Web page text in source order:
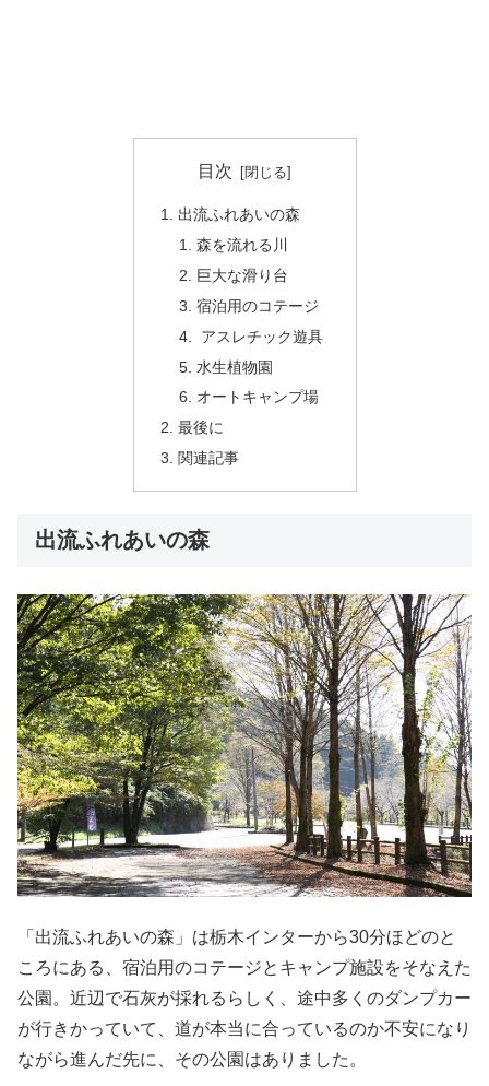
目次
出流ふれあいの森
森を流れる川
巨大な滑り台
宿泊用のコテージ
アスレチック遊具
水生植物園
オートキャンプ場
最後に
関連記事
出流ふれあいの森
「出流ふれあいの森」は栃木インターから30分ほどのと
ころにある、宿泊用のコテージとキャンプ施設をそなえた
公園。近辺で石灰が採れるらしく、途中多くのダンプカー
が行きかっていて、道が本当に合っているのか不安になり
ながら進んだ先に、その公園はありました。